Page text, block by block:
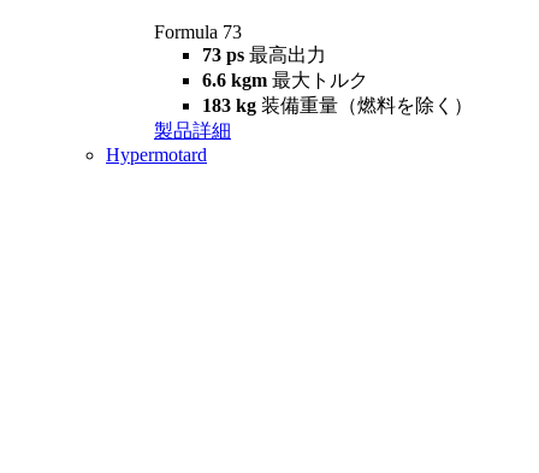
Formula 73
73 ps 最高出力
6.6 kgm 最大トルク
183 kg 装備重量（燃料を除く）
製品詳細
Hypermotard